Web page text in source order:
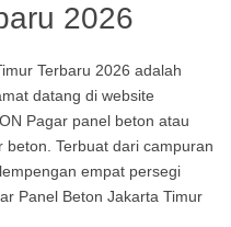
2026
Terbaru 2026 adalah
datang di website
Pagar panel beton atau
Terbuat dari campuran
empat persegi
Panel Beton Jakarta Timur